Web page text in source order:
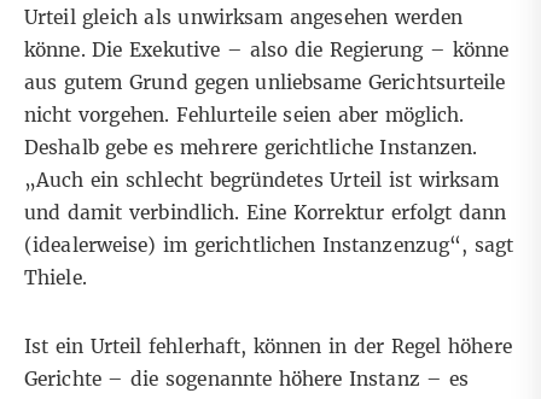
Urteil gleich als unwirksam angesehen werden
könne. Die Exekutive – also die Regierung – könne
aus gutem Grund gegen unliebsame Gerichtsurteile
nicht vorgehen. Fehlurteile seien aber möglich.
Deshalb gebe es mehrere gerichtliche Instanzen.
„Auch ein schlecht begründetes Urteil ist wirksam
und damit verbindlich. Eine Korrektur erfolgt dann
(idealerweise) im gerichtlichen Instanzenzug“, sagt
Thiele.
Ist ein Urteil fehlerhaft, können in der Regel höhere
Gerichte – die sogenannte höhere Instanz – es